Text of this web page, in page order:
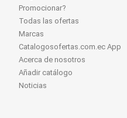
Promocionar?
Todas las ofertas
Marcas
Catalogosofertas.com.ec App
Acerca de nosotros
Añadir catálogo
Noticias